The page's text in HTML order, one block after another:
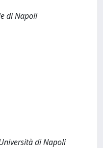
di Napoli
di Napoli